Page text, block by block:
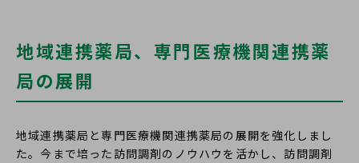
地域連携薬局、専門医療機関連携薬
局の展開
地域連携薬局と専門医療機関連携薬局の展開を強化しまし
た。今まで培った訪問調剤のノウハウを活かし、訪問調剤